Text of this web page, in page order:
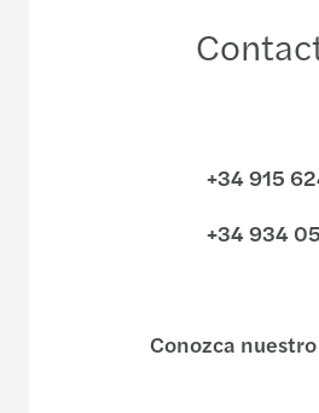
+34 915
+34 934
Conozca